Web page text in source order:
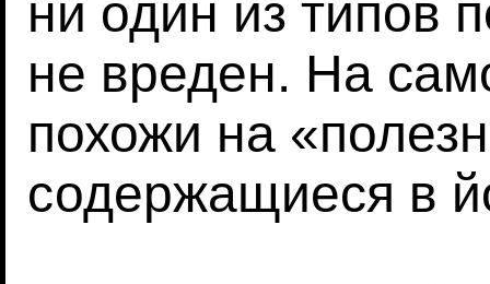
ни один из типов
не вреден. На
похожи на
содержащиеся в